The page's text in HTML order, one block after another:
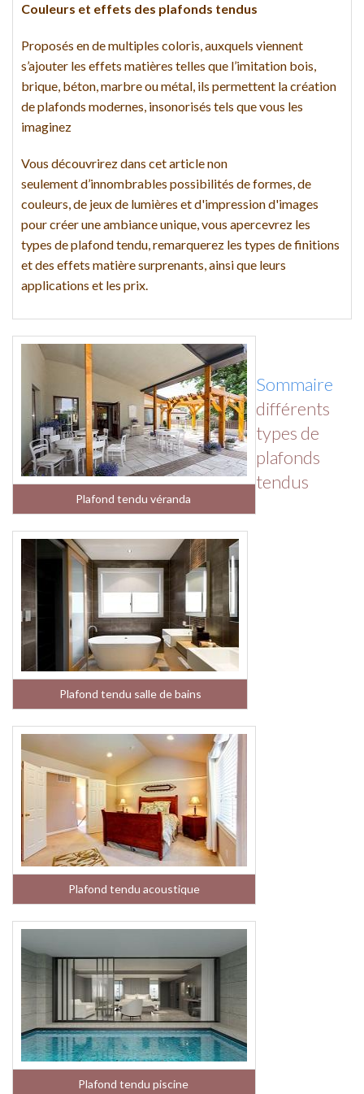
Couleurs et effets des plafonds tendus
Proposés en de multiples coloris, auxquels viennent
s’ajouter les effets matières telles que l’imitation bois,
brique, béton, marbre ou métal, ils permettent la création
de plafonds modernes, insonorisés tels que vous les
imaginez
Vous découvrirez dans cet article non
seulement d’innombrables possibilités de formes, de
couleurs, de jeux de lumières et d'impression d'images
pour créer une ambiance unique, vous apercevrez les
types de plafond tendu, remarquerez les types de finitions
et des effets matière surprenants, ainsi que leurs
applications et les prix.
Plafond tendu véranda
Plafond tendu salle de bains
Plafond tendu acoustique
Plafond tendu piscine
Sommaire
différents
types de
plafonds
tendus